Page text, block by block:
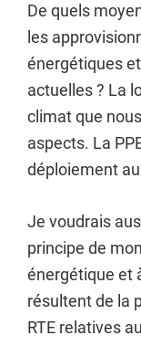
De quels
les
énergétiques
actuelles ? La
climat que
aspects. La
déploiement
Je voudrais
principe de
énergétique et
résultent de la
RTE relatives